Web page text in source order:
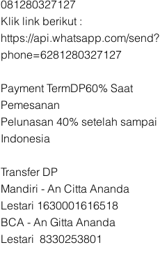
081280327127
Klik link berikut :
https://api.whatsapp.com/send?
phone=6281280327127
Payment TermDP60% Saat
Pemesanan
Pelunasan 40% setelah sampai
Indonesia
Transfer DP
Mandiri - An Citta Ananda
Lestari 1630001616518
BCA - An Gitta Ananda
Lestari 8330253801